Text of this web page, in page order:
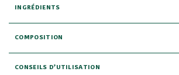
INGRÉDIENTS
COMPOSITION
CONSEILS D’UTILISATION